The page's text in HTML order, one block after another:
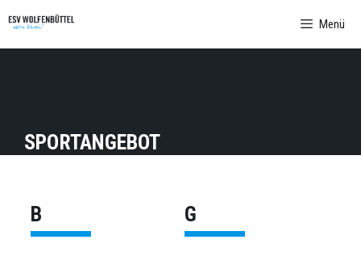
Inhalt
springen
Menü
SPORTANGEBOT
B G